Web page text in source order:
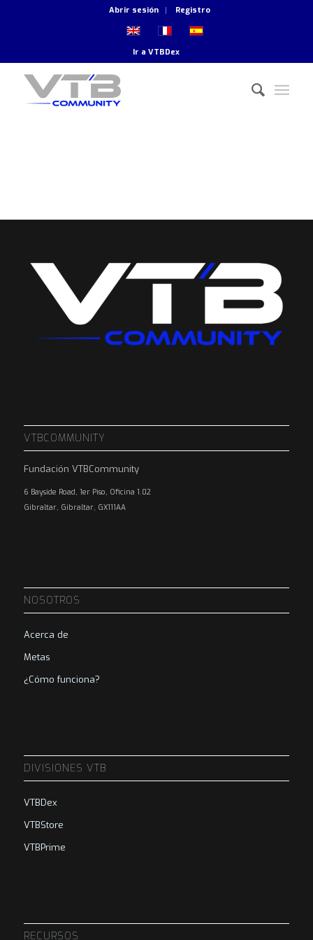
Abrir sesión Registro
Ir aVTBDex
VTBCOMMUNITY
Fundación VTBCommunity
6 Bayside Road, 1er Piso, Oficina 1.02
Gibraltar, Gibraltar, GX111AA
NOSOTROS
Acerca de
Metas
¿Cómo funciona?
DIVISIONES VTB
VTBDex
VTBStore
VTBPrime
RECURSOS